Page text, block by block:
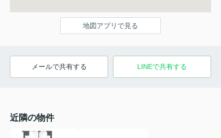
地図アプリで見る
メールで共有する LINEで共有する
近隣の物件